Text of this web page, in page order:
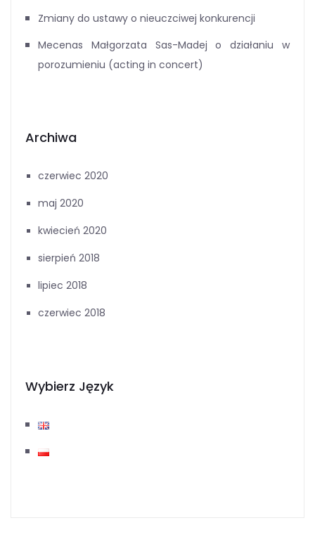
Zmiany do ustawy o nieuczciwej konkurencji
Mecenas Małgorzata Sas-Madej o działaniu w
porozumieniu (acting in concert)
Archiwa
czerwiec 2020
maj 2020
kwiecień 2020
sierpień 2018
lipiec 2018
czerwiec 2018
Wybierz Język